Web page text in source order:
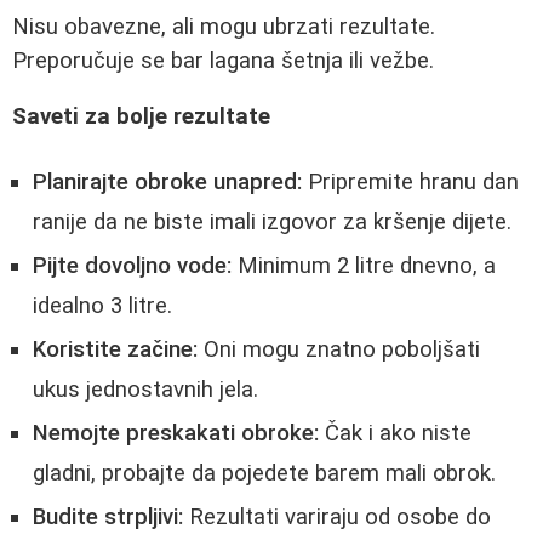
Nisu obavezne, ali mogu ubrzati rezultate.
Preporučuje se bar lagana šetnja ili vežbe.
Saveti za bolje rezultate
Planirajte obroke unapred: Pripremite hranu dan
ranije da ne biste imali izgovor za kršenje dijete.
Pijte dovoljno vode: Minimum 2 litre dnevno, a
idealno 3 litre.
Koristite začine: Oni mogu znatno poboljšati
ukus jednostavnih jela.
Nemojte preskakati obroke: Čak i ako niste
gladni, probajte da pojedete barem mali obrok.
Budite strpljivi: Rezultati variraju od osobe do